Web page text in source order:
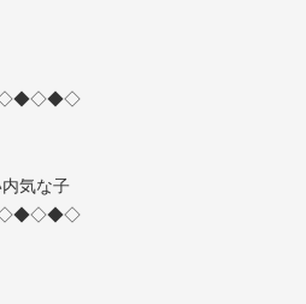
気な子